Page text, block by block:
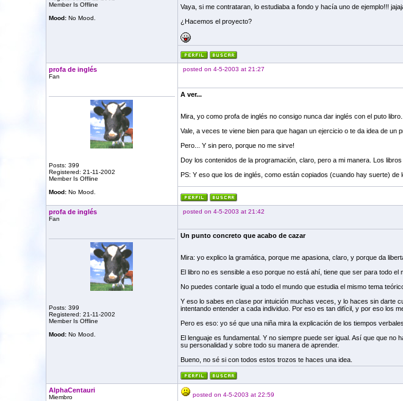
Member Is Offline
Mood:No Mood.
Vaya, si me contrataran, lo estudiaba a fondo y hacía uno de ejemplo!!!
¿Hacemos el proyecto?
profa de inglés
Fan
Posts: 399
Registered: 21-11-2002
Member Is Offline
Mood:No Mood.
posted on 4-5-2003 at 21:27
A ver...
Mira, yo como profa de inglés no consigo nunca dar inglés con el puto libro...
Vale, a veces te viene bien para que hagan un ejercicio o te da idea de un
Pero... Y sin pero, porque no me sirve!
Doy los contenidos de la programación, claro, pero a mi manera. Los
PS: Y eso que los de inglés, como están copiados (cuando hay suerte)
profa de inglés
Fan
Posts: 399
Registered: 21-11-2002
Member Is Offline
Mood:No Mood.
posted on 4-5-2003 at 21:42
Un punto concreto que acabo de cazar
Mira: yo explico la gramática, porque me apasiona, claro, y porque da
El libro no es sensible a eso porque no está ahí, tiene que ser para todo el
No puedes contarle igual a todo el mundo que estudia el mismo tema
Y eso lo sabes en clase por intuición muchas veces, y lo haces sin darte
intentando entender a cada individuo. Por eso es tan difícil, y por eso los
Pero es eso: yo sé que una niña mira la explicación de los tiempos
El lenguaje es fundamental. Y no siempre puede ser igual. Así que que
su personalidad y sobre todo su manera de aprender.
Bueno, no sé si con todos estos trozos te haces una idea.
AlphaCentauri
Miembro posted on 4-5-2003 at 22:59